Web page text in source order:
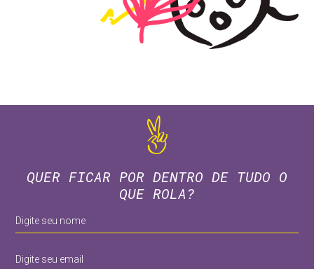
QUER FICAR POR DENTRO DE TUDO O
QUE ROLA?